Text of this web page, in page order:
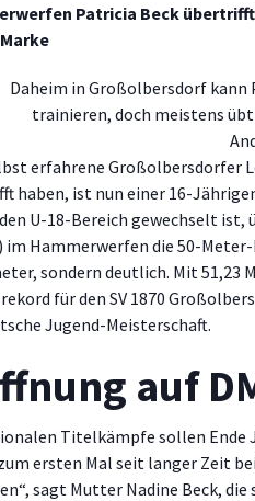
Patricia Beck
Daheim in Großolbersdorf kann
trainieren, doch meistens
erfahrene Großolbersdorfer
haben, ist nun einer 16-
den U-18-Bereich gewechselt
Hammerwerfen die 50-
sondern deutlich. Mit 51,23
für den SV 1870
Jugend-Meisterschaft.
auf
Titelkämpfe sollen Ende
ersten Mal seit langer Zeit
sagt Mutter Nadine Beck,